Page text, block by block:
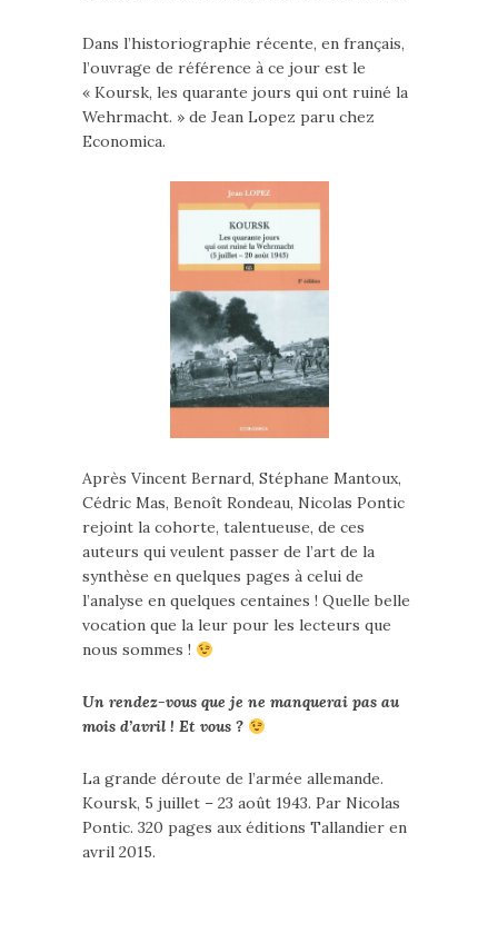
Dans l’historiographie récente, en français,
l’ouvrage de référence à ce jour est le
« Koursk, les quarante jours qui ont ruiné la
Wehrmacht. » de Jean Lopez paru chez
Economica.
Après Vincent Bernard, Stéphane Mantoux,
Cédric Mas, Benoît Rondeau, Nicolas Pontic
rejoint la cohorte, talentueuse, de ces
auteurs qui veulent passer de l’art de la
synthèse en quelques pages à celui de
l’analyse en quelques centaines ! Quelle belle
vocation que la leur pour les lecteurs que
nous sommes !
Un rendez-vous que je ne manquerai pas au
mois d’avril ! Et vous ?
La grande déroute de l’armée allemande.
Koursk, 5 juillet – 23 août 1943. Par Nicolas
Pontic. 320 pages aux éditions Tallandier en
avril 2015.